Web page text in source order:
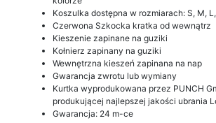
Koszulka dostępna w rozmiarach: S, M,
Czerwona Szkocka kratka od wewnątrz
Kieszenie zapinane na guziki
Kołnierz zapinany na guziki
Wewnętrzna kieszeń zapinana na nap
Gwarancja zwrotu lub wymiany
Kurtka wyprodukowana przez PUNCH
produkującej najlepszej jakości ubrania
Gwarancja: 24 m-ce